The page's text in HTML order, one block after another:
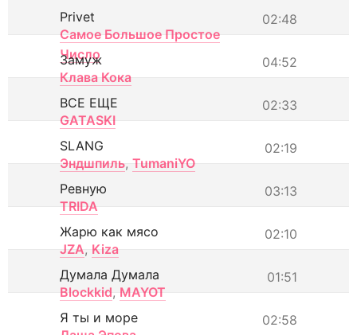
02:48
Privet
Самое Большое Простое
Число
04:52
Замуж
Клава Кока
02:33
ВСЕ ЕЩЕ
GATASKI
02:19
SLANG
Эндшпиль, TumaniYO
03:13
Ревную
TRIDA
02:10
Жарю как мясо
JZA, Kiza
01:51
Думала Думала
Blockkid, MAYOT
02:58
Я ты и море